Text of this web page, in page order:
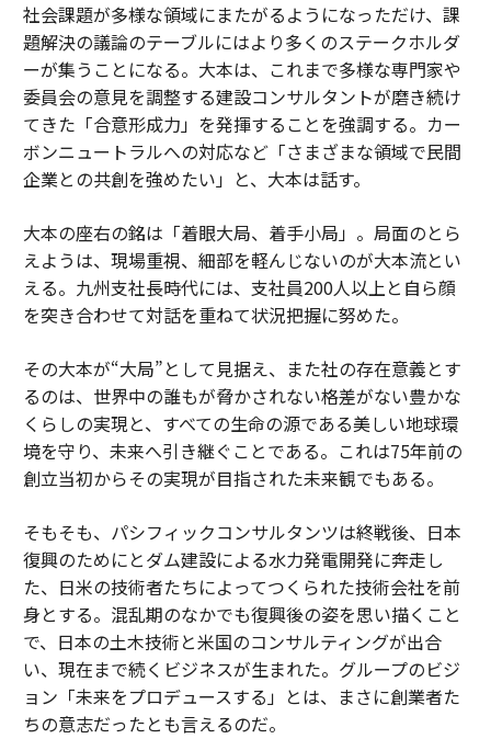
社会課題が多様な領域にまたがるようになっただけ、課
題解決の議論のテーブルにはより多くのステークホルダ
ーが集うことになる。大本は、これまで多様な専門家や
委員会の意見を調整する建設コンサルタントが磨き続け
てきた「合意形成力」を発揮することを強調する。カー
ボンニュートラルへの対応など「さまざまな領域で民間
企業との共創を強めたい」と、大本は話す。
大本の座右の銘は「着眼大局、着手小局」。局面のとら
えようは、現場重視、細部を軽んじないのが大本流とい
える。九州支社長時代には、支社員200人以上と自ら顔
を突き合わせて対話を重ねて状況把握に努めた。
その大本が“大局”として見据え、また社の存在意義とす
るのは、世界中の誰もが脅かされない格差がない豊かな
くらしの実現と、すべての生命の源である美しい地球環
境を守り、未来へ引き継ぐことである。これは75年前の
創立当初からその実現が目指された未来観でもある。
そもそも、パシフィックコンサルタンツは終戦後、日本
復興のためにとダム建設による水力発電開発に奔走し
た、日米の技術者たちによってつくられた技術会社を前
身とする。混乱期のなかでも復興後の姿を思い描くこと
で、日本の土木技術と米国のコンサルティングが出合
い、現在まで続くビジネスが生まれた。グループのビジ
ョン「未来をプロデュースする」とは、まさに創業者た
ちの意志だったとも言えるのだ。